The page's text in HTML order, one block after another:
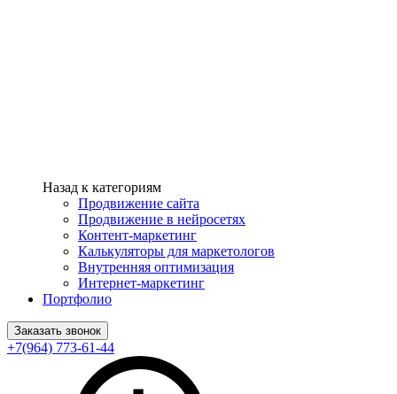
Назад к категориям
Продвижение сайта
Продвижение в нейросетях
Контент-маркетинг
Калькуляторы для маркетологов
Внутренняя оптимизация
Интернет-маркетинг
Портфолио
Заказать звонок
+7(964) 773-61-44